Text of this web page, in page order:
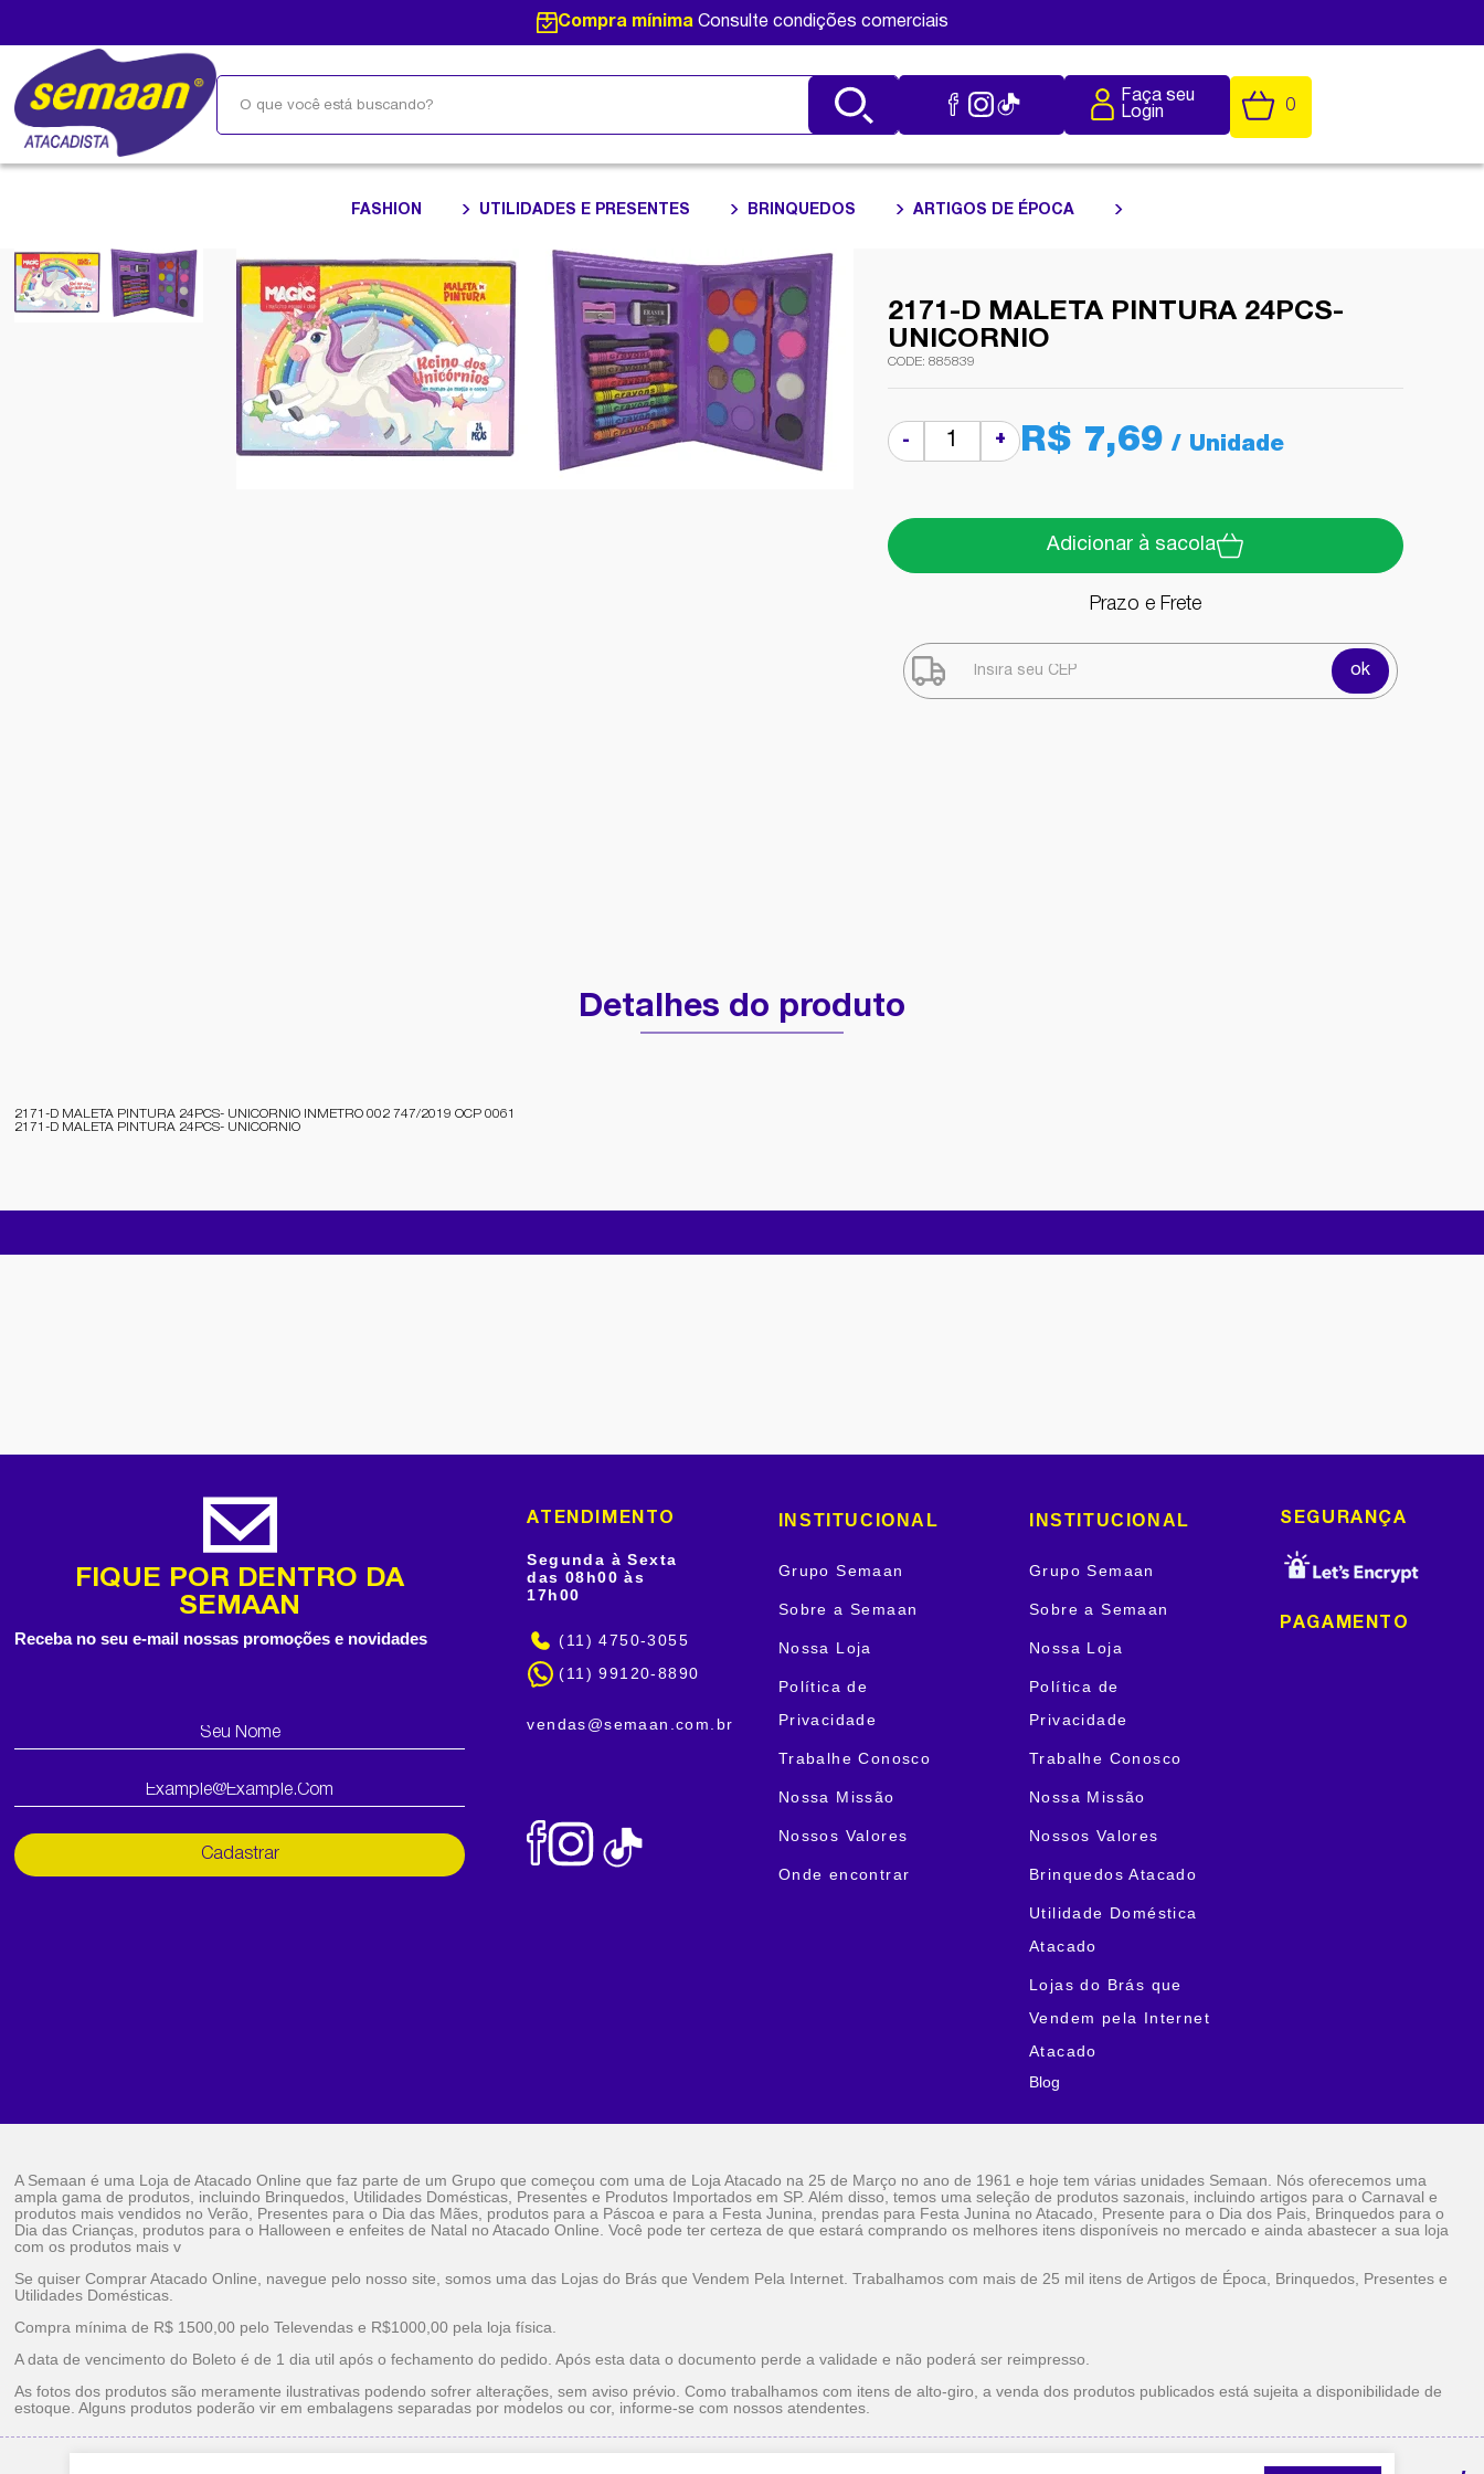
Compra mínimaConsulte condições comerciais
Faça seu
Login
0
FASHION UTILIDADES E PRESENTES BRINQUEDOS ARTIGOS DE ÉPOCA
2171-D MALETA PINTURA 24PCS-
UNICORNIO
885839
- + R$ 7,69
Adicionar à sacola
Prazo e Frete
ok
Detalhes do produto
2171-D MALETA PINTURA 24PCS- UNICORNIO INMETRO 002 747/2019 OCP 0061
2171-D MALETA PINTURA 24PCS- UNICORNIO
FIQUE POR DENTRO DA
SEMAAN
Receba no seu e-mail nossas promoções e novidades
Cadastrar
ATENDIMENTO
Segunda à Sexta
das 08h00 às
17h00
(11) 4750-3055
(11) 99120-8890
vendas@semaan.com.br
INSTITUCIONAL
Grupo Semaan
Sobre a Semaan
Nossa Loja
Política de
Privacidade
Trabalhe Conosco
Nossa Missão
Nossos Valores
Onde encontrar
INSTITUCIONAL
Grupo Semaan
Sobre a Semaan
Nossa Loja
Política de
Privacidade
Trabalhe Conosco
Nossa Missão
Nossos Valores
Brinquedos Atacado
Utilidade Doméstica
Atacado
Lojas do Brás que
Vendem pela Internet
Atacado
Blog
SEGURANÇA
PAGAMENTO
A Semaan é uma Loja de Atacado Online que faz parte de um Grupo que começou com uma de Loja Atacado na 25 de Março no ano de 1961 e hoje tem várias unidades Semaan. Nós oferecemos uma
ampla gama de produtos, incluindo Brinquedos, Utilidades Domésticas, Presentes e Produtos Importados em SP. Além disso, temos uma seleção de produtos sazonais, incluindo artigos para o Carnaval e
produtos mais vendidos no Verão, Presentes para o Dia das Mães, produtos para a Páscoa e para a Festa Junina, prendas para Festa Junina no Atacado, Presente para o Dia dos Pais, Brinquedos para o
Dia das Crianças, produtos para o Halloween e enfeites de Natal no Atacado Online. Você pode ter certeza de que estará comprando os melhores itens disponíveis no mercado e ainda abastecer a sua loja
com os produtos mais v
Se quiser Comprar Atacado Online, navegue pelo nosso site, somos uma das Lojas do Brás que Vendem Pela Internet. Trabalhamos com mais de 25 mil itens de Artigos de Época, Brinquedos, Presentes e
Utilidades Domésticas.
Compra mínima de R$ 1500,00 pelo Televendas e R$1000,00 pela loja física.
A data de vencimento do Boleto é de 1 dia util após o fechamento do pedido. Após esta data o documento perde a validade e não poderá ser reimpresso.
As fotos dos produtos são meramente ilustrativas podendo sofrer alterações, sem aviso prévio. Como trabalhamos com itens de alto-giro, a venda dos produtos publicados está sujeita a disponibilidade de
estoque. Alguns produtos poderão vir em embalagens separadas por modelos ou cor, informe-se com nossos atendentes.